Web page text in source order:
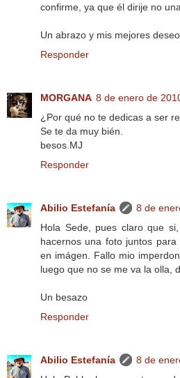
confirme, ya que él dirije no
Un abrazo y mis mejores
Responder
MORGANA 8 de enero de
¿Por qué no te dedicas a ser
Se te da muy bién.
besos.MJ
Responder
Abilio Estefanía
8 de
Hola Sede, pues claro que
hacernos una foto juntos
en imágen. Fallo mio
luego que no se me va la olla,
Un besazo
Responder
Abilio Estefanía
8 de